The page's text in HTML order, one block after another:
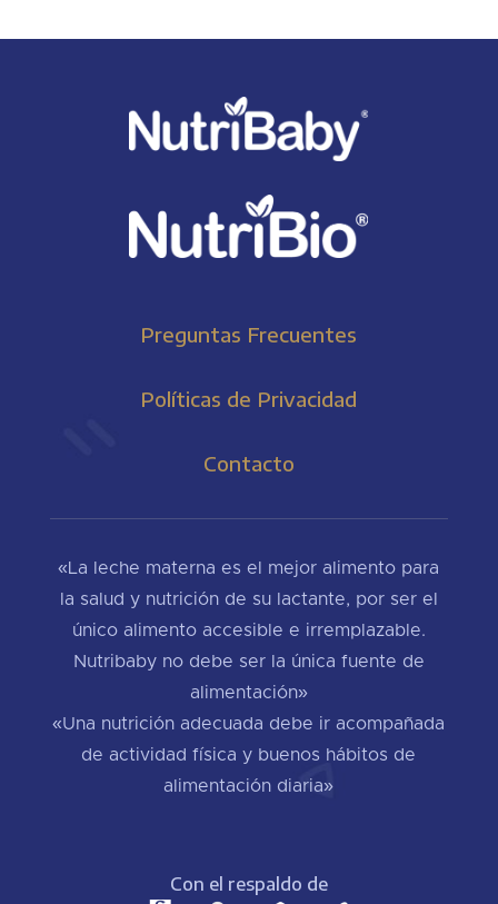
Preguntas Frecuentes
Políticas de Privacidad
Contacto
«La leche materna es el mejor alimento para
la salud y nutrición de su lactante, por ser el
único alimento accesible e irremplazable.
Nutribaby no debe ser la única fuente de
alimentación»
«Una nutrición adecuada debe ir acompañada
de actividad física y buenos hábitos de
alimentación diaria»
Con el respaldo de